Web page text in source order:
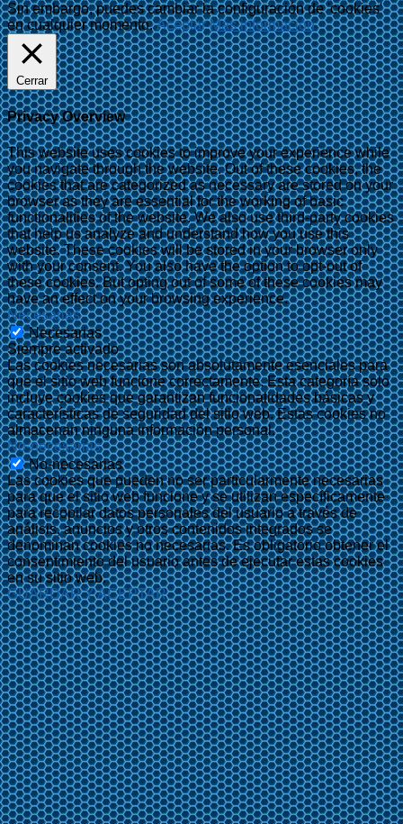
Sin embargo, puedes cambiar la configuración de 'cookies'
en cualquier momento.Aceptar Más información
Cerrar
Privacy Overview
This website uses cookies to improve your experience while
you navigate through the website. Out of these cookies, the
cookies that are categorized as necessary are stored on your
browser as they are essential for the working of basic
functionalities of the website. We also use third-party cookies
that help us analyze and understand how you use this
website. These cookies will be stored in your browser only
with your consent. You also have the option to opt-out of
these cookies. But opting out of some of these cookies may
have an effect on your browsing experience.
Necesarias
Necesarias
Siempre activado
Las cookies necesarias son absolutamente esenciales para
que el sitio web funcione correctamente. Esta categoría solo
incluye cookies que garantizan funcionalidades básicas y
características de seguridad del sitio web. Estas cookies no
almacenan ninguna información personal.
No-necesarias
No-necesarias
Las cookies que pueden no ser particularmente necesarias
para que el sitio web funcione y se utilizan específicamente
para recopilar datos personales del usuario a través de
análisis, anuncios y otros contenidos integrados se
denominan cookies no necesarias. Es obligatorio obtener el
consentimiento del usuario antes de ejecutar estas cookies
en su sitio web.
GUARDAR Y ACEPTAR